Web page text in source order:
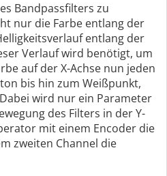
Bandpassfilters zu
nur die Farbe entlang der
entlang der
Verlauf wird benötigt, um
auf der X-Achse nun jeden
bis hin zum Weißpunkt,
wird nur ein Parameter
des Filters in der Y-
mit einem Encoder die
zweiten Channel die